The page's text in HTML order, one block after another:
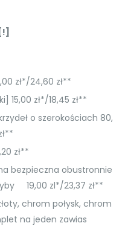
zł*/24,60 zł**
15,00 zł*/18,45 zł**
o szerokościach 80,
zł**
zł**
bezpieczna obustronnie
19,00 zl*/23,37 zł**
chrom połysk, chrom
na jeden zawias